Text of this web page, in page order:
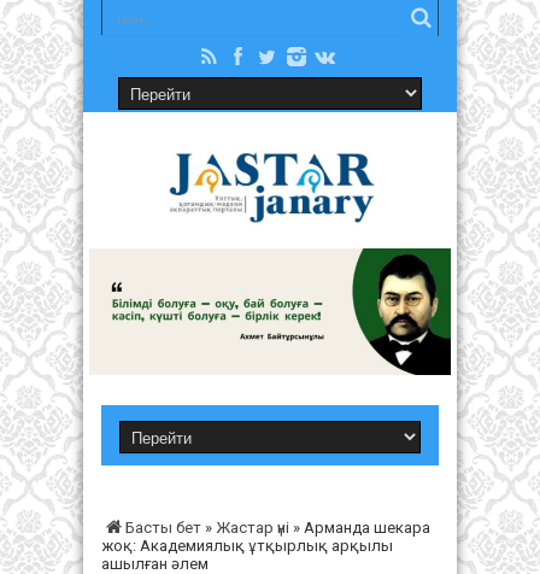
Басты бет » Жастар үні » Арманда шекара
жоқ: Академиялық ұтқырлық арқылы
ашылған әлем